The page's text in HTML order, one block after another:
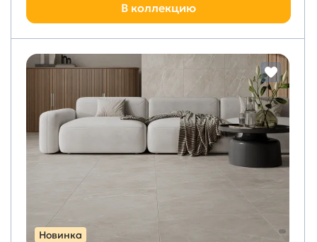
В коллекцию
Новинка